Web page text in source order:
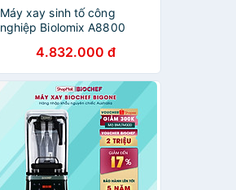
Máy xay sinh tố công
nghiệp Biolomix A8800
Nhập Khẩu4.832.000 đ